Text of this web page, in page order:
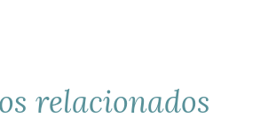
relacionados